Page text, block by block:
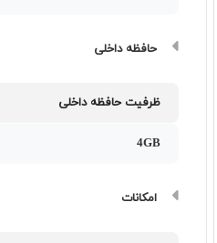
حافظه داخلی
ظرفیت حافظه داخلی
4GB
امکانات